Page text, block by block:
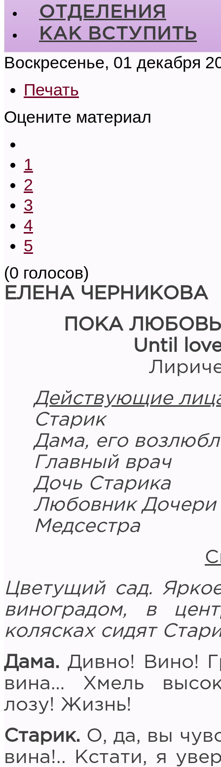
ОТДЕЛЕНИЯ
КАК ВСТУПИТЬ
Воскресенье, 01 декабря
Печать
Оцените материал
1
2
3
4
5
(0 голосов)
ЕЛЕНА ЧЕРНИКОВА
ПОКА
Until
Действующие
Старик
Дама, его
Главный врач
Дочь Старика
Любовник Дочери
Медсестра
Цветущий сад.
виноградом, в
колясках сидят
Дама. Дивно! Вино!
вина… Хмель
лозу! Жизнь!
Старик. О, да, вы
вина!.. Кстати, я